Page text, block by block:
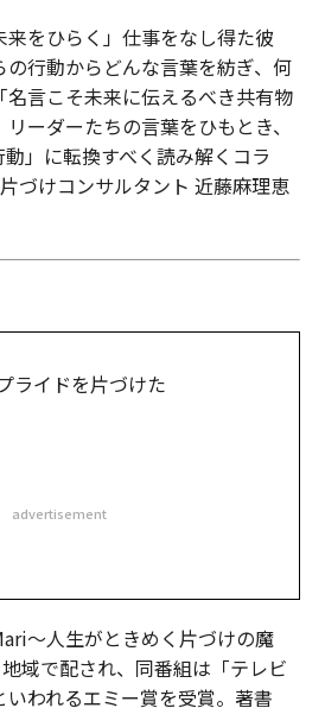
をひらく」仕事をなし得た彼
の行動からどんな言葉を紡ぎ、何
言こそ未来に伝えるべき共有物
ーダーたちの言葉をひもとき、
」に転換すべく読み解くコラ
づけコンサルタント 近藤麻理恵
ライドを片づけた
advertisement
～人生がときめく片づけの魔
域で配され、同番組は「テレビ
われるエミー賞を受賞。著書